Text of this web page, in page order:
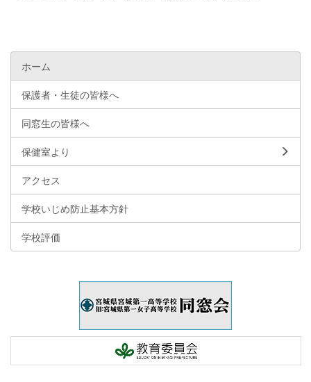
ホーム
保護者・生徒の皆様へ
同窓生の皆様へ
保健室より
アクセス
学校いじめ防止基本方針
学校評価